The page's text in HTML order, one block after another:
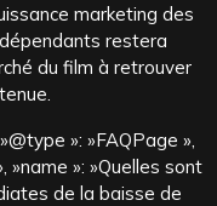
marketing des
restera
du film à retrouver
»: »FAQPage »,
»name »: »Quelles sont
de la baisse de